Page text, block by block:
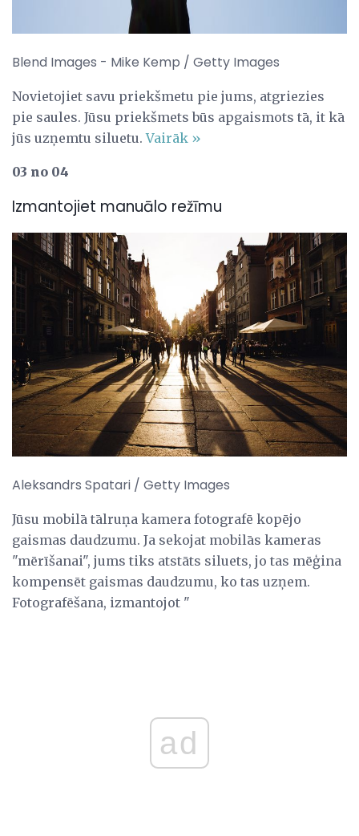
Blend Images - Mike Kemp / Getty Images
Novietojiet savu priekšmetu pie jums, atgriezies
pie saules. Jūsu priekšmets būs apgaismots tā, it kā
jūs uzņemtu siluetu.Vairāk »
03 no 04
Izmantojiet manuālo režīmu
Aleksandrs Spatari / Getty Images
Jūsu mobilā tālruņa kamera fotografē kopējo
gaismas daudzumu. Ja sekojat mobilās kameras
"mērīšanai", jums tiks atstāts siluets, jo tas mēģina
kompensēt gaismas daudzumu, ko tas uzņem.
Fotografēšana, izmantojot "
ad